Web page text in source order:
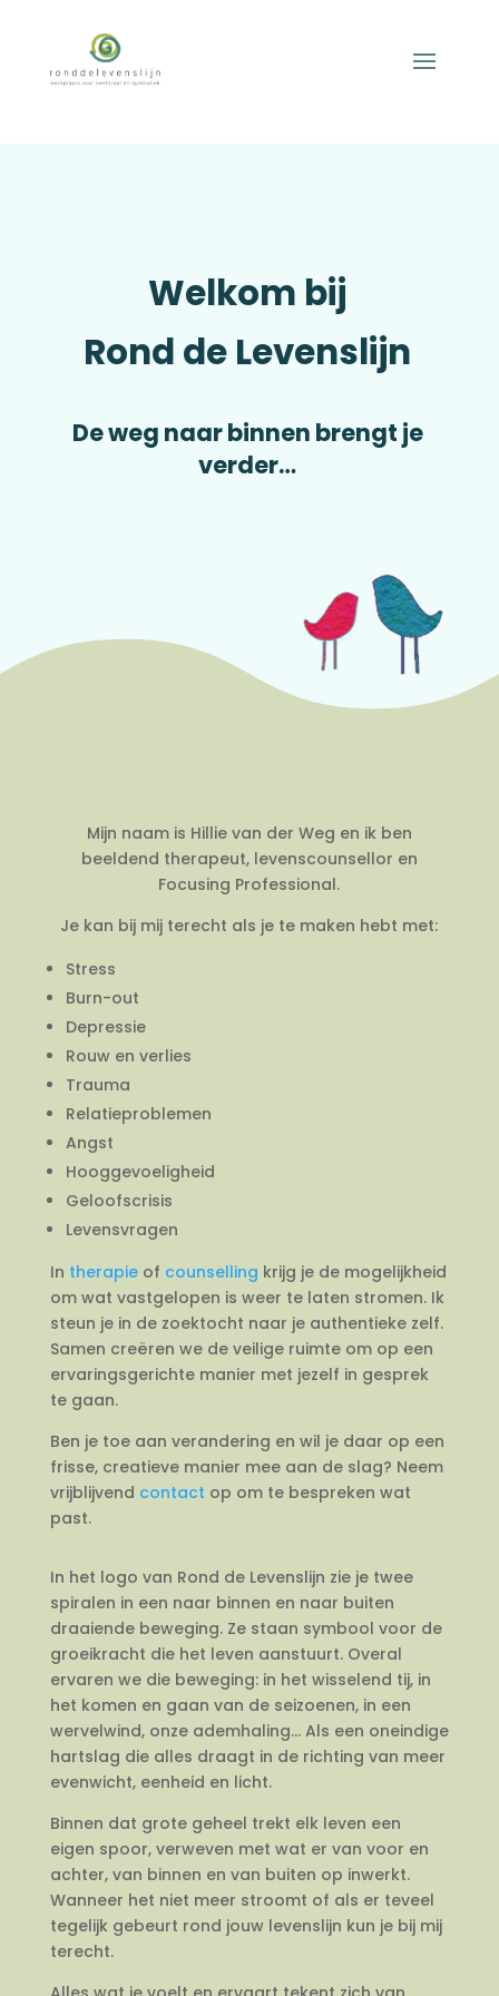
Welkom bij
Rond de Levenslijn
De weg naar binnen brengt je
verder…
Mijn naam is Hillie van der Weg en ik ben
beeldend therapeut, levenscounsellor en
Focusing Professional.
Je kan bij mij terecht als je te maken hebt met:
Stress
Burn-out
Depressie
Rouw en verlies
Trauma
Relatieproblemen
Angst
Hooggevoeligheid
Geloofscrisis
Levensvragen
In therapieof counselling krijg je de mogelijkheid
om wat vastgelopen is weer te laten stromen. Ik
steun je in de zoektocht naar je authentieke zelf.
Samen creëren we de veilige ruimte om op een
ervaringsgerichte manier met jezelf in gesprek
te gaan.
Ben je toe aan verandering en wil je daar op een
frisse, creatieve manier mee aan de slag? Neem
vrijblijvend contact op om te bespreken wat
past.
In het logo van Rond de Levenslijn zie je twee
spiralen in een naar binnen en naar buiten
draaiende beweging. Ze staan symbool voor de
groeikracht die het leven aanstuurt. Overal
ervaren we die beweging: in het wisselend tij, in
het komen en gaan van de seizoenen, in een
wervelwind, onze ademhaling… Als een oneindige
hartslag die alles draagt in de richting van meer
evenwicht, eenheid en licht.
Binnen dat grote geheel trekt elk leven een
eigen spoor, verweven met wat er van voor en
achter, van binnen en van buiten op inwerkt.
Wanneer het niet meer stroomt of als er teveel
tegelijk gebeurt rond jouw levenslijn kun je bij mij
terecht.